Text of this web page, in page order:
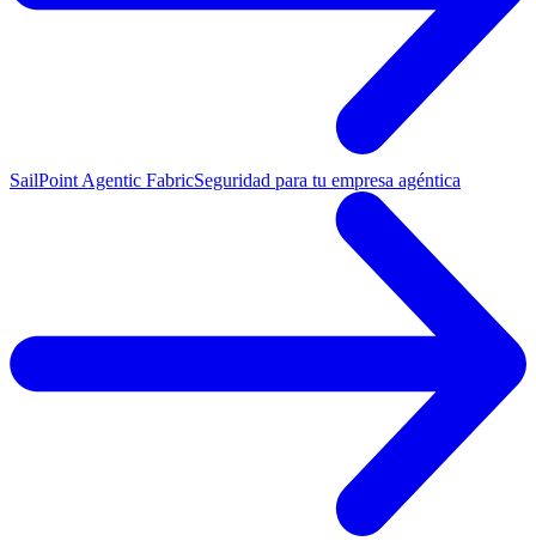
SailPoint Agentic FabricSeguridad para tu empresa agéntica